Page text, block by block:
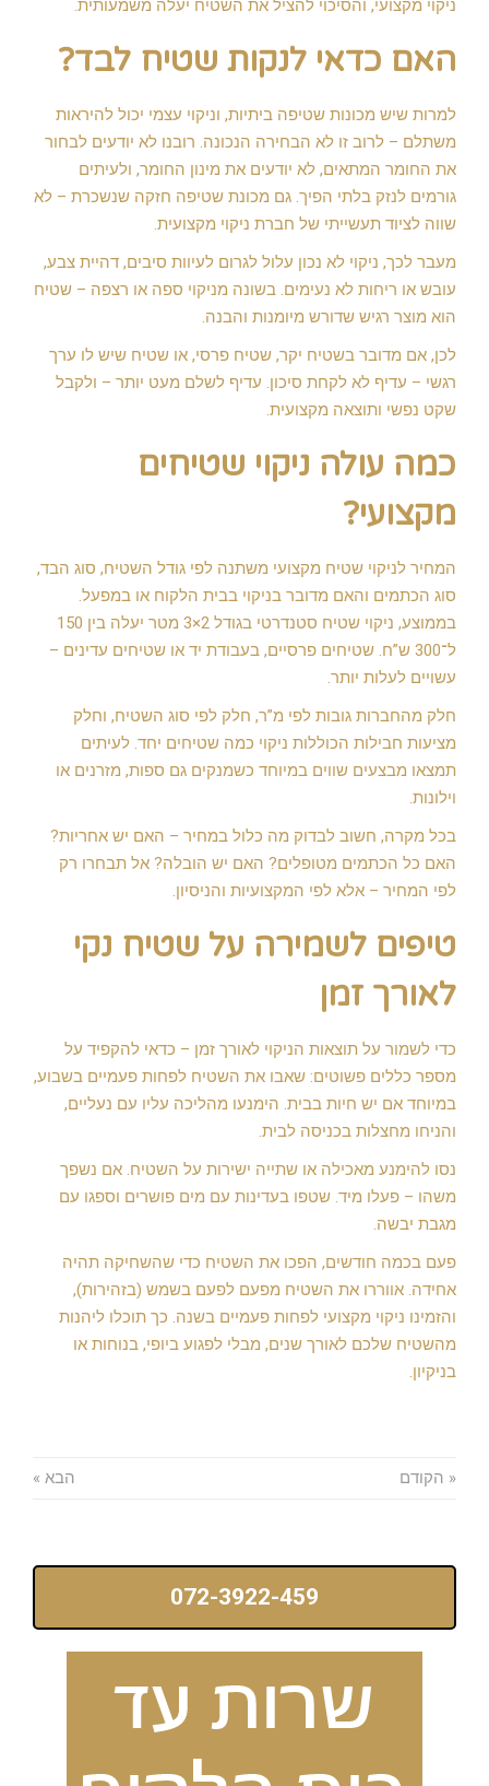
ניקוי מקצועי, והסיכוי להציל את השטיח יעלה משמעותית.
האם כדאי לנקות שטיח לבד?
למרות שיש מכונות שטיפה ביתיות, וניקוי עצמי יכול להיראות
משתלם – לרוב זו לא הבחירה הנכונה. רובנו לא יודעים לבחור
את החומר המתאים, לא יודעים את מינון החומר, ולעיתים
גורמים לנזק בלתי הפיך. גם מכונת שטיפה חזקה שנשכרת – לא
שווה לציוד תעשייתי של חברת ניקוי מקצועית.
מעבר לכך, ניקוי לא נכון עלול לגרום לעיוות סיבים, דהיית צבע,
עובש או ריחות לא נעימים. בשונה מניקוי ספה או רצפה – שטיח
הוא מוצר רגיש שדורש מיומנות והבנה.
לכן, אם מדובר בשטיח יקר, שטיח פרסי, או שטיח שיש לו ערך
רגשי – עדיף לא לקחת סיכון. עדיף לשלם מעט יותר – ולקבל
שקט נפשי ותוצאה מקצועית.
כמה עולה ניקוי שטיחים
מקצועי?
המחיר לניקוי שטיח מקצועי משתנה לפי גודל השטיח, סוג הבד,
סוג הכתמים והאם מדובר בניקוי בבית הלקוח או במפעל.
בממוצע, ניקוי שטיח סטנדרטי בגודל 2×3 מטר יעלה בין 150
ל־300 ש”ח. שטיחים פרסיים, בעבודת יד או שטיחים עדינים –
עשויים לעלות יותר.
חלק מהחברות גובות לפי מ”ר, חלק לפי סוג השטיח, וחלק
מציעות חבילות הכוללות ניקוי כמה שטיחים יחד. לעיתים
תמצאו מבצעים שווים במיוחד כשמנקים גם ספות, מזרנים או
וילונות.
בכל מקרה, חשוב לבדוק מה כלול במחיר – האם יש אחריות?
האם כל הכתמים מטופלים? האם יש הובלה? אל תבחרו רק
לפי המחיר – אלא לפי המקצועיות והניסיון.
טיפים לשמירה על שטיח נקי
לאורך זמן
כדי לשמור על תוצאות הניקוי לאורך זמן – כדאי להקפיד על
מספר כללים פשוטים: שאבו את השטיח לפחות פעמיים בשבוע,
במיוחד אם יש חיות בבית. הימנעו מהליכה עליו עם נעליים,
והניחו מחצלות בכניסה לבית.
נסו להימנע מאכילה או שתייה ישירות על השטיח. אם נשפך
משהו – פעלו מיד. שטפו בעדינות עם מים פושרים וספגו עם
מגבת יבשה.
פעם בכמה חודשים, הפכו את השטיח כדי שהשחיקה תהיה
אחידה. אווררו את השטיח מפעם לפעם בשמש (בזהירות),
והזמינו ניקוי מקצועי לפחות פעמיים בשנה. כך תוכלו ליהנות
מהשטיח שלכם לאורך שנים, מבלי לפגוע ביופי, בנוחות או
בניקיון.
« הקודם הבא »
072-3922-459